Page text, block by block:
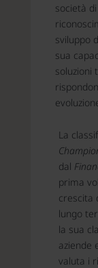
società
sviluppo
sua
soluzioni
La
dal
prima
crescita
lungo
la sua
aziende
valuta i